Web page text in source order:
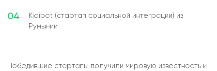
04
Kidibot (стартап социальной интеграции) из
Румынии
Победившие стартапы получили мировую известность и